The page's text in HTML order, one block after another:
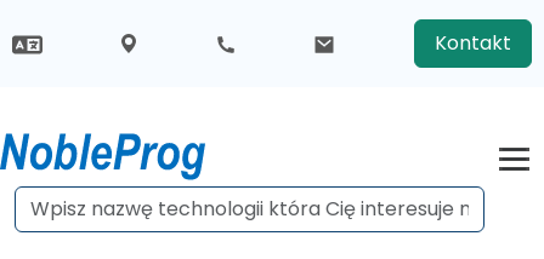
Kontakt